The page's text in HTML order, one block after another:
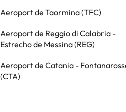
Aeroport de Taormina (TFC)
Aeroport de Reggio di Calabria -
Estrecho de Messina (REG)
Aeroport de Catania -
(CTA)